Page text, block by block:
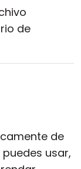
de
de
usar,